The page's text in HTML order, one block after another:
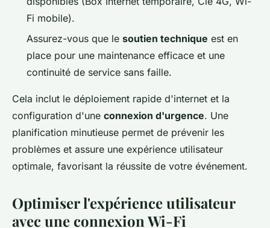
Fi mobile).
Assurez-vous que le soutien technique est en
place pour une maintenance efficace et une
continuité de service sans faille.
Cela inclut le déploiement rapide d'internet et la
configuration d'une connexion d'urgence. Une
planification minutieuse permet de prévenir les
problèmes et assure une expérience utilisateur
optimale, favorisant la réussite de votre événement.
Optimiser l'expérience utilisateur
avec une connexion Wi-Fi